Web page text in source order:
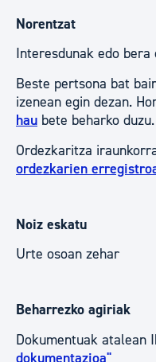
Norentzat
Interesdunak edo bera
Beste pertsona bat
izenean egin dezan.
hau bete beharko duzu.
Ordezkaritza
ordezkarien
Noiz eskatu
Urte osoan zehar
Beharrezko agiriak
Dokumentuak atalean
dokumentazioa"